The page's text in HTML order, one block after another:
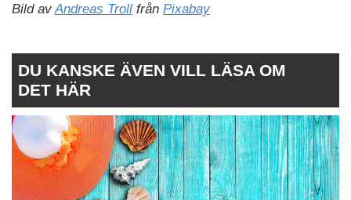
Bild avAndreas Troll från Pixabay
DU KANSKE ÄVEN VILL LÄSA OM
DET HÄR